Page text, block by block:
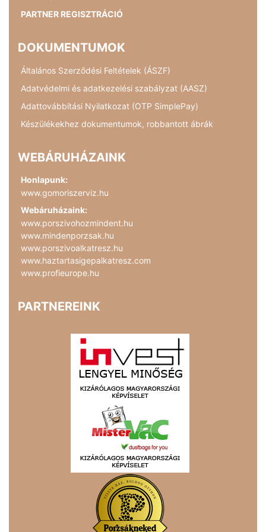
PARTNER REGISZTRÁCIÓ
DOKUMENTUMOK
Általános Szerződési Feltételek (ÁSZF)
Adatvédelmi és adatkezelési szabályzat (AASZ)
Adattovábbítási Nyilatkozat (OTP SimplePay)
Készülékekhez dokumentumok, robbantott ábrák
WEBÁRUHÁZAINK
Honlapunk:
www.gomoriszerviz.hu
Webáruházaink:
www.porszivohozmindent.hu
www.mindenporzsak.hu
www.porszivoalkatresz.hu
www.haztartasigepalkatresz.com
www.profieurope.hu
PARTNEREINK